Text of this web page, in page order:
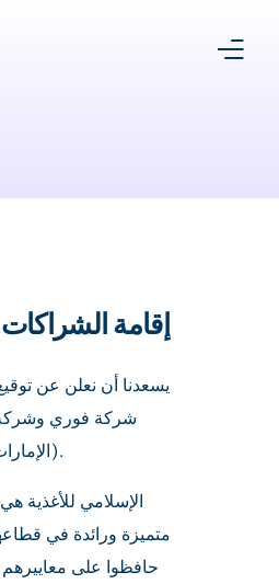
إقامة
يسعدنا أن نعلن عن
شركة فوري وشركة
(الإمارات العربية المتحدة).
الإسلامي للأغذية
حافظوا على